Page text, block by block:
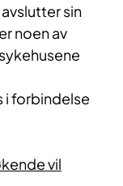
sin
noen av
i forbindelse
vil